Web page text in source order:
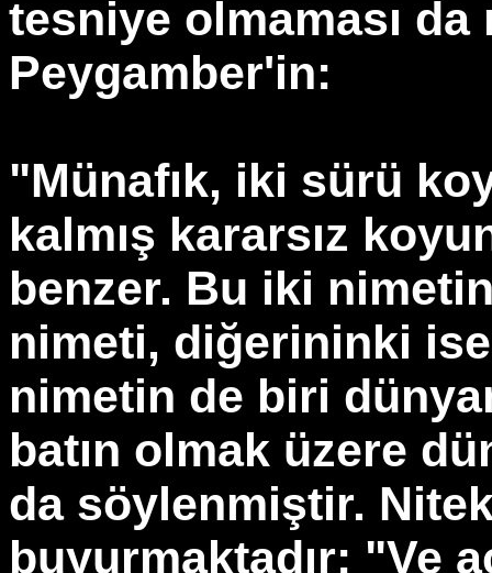
tesniye olmaması
Peygamber'in:
"Münafık, iki sürü
kalmış kararsız
benzer. Bu iki
nimeti, diğerininki
nimetin de biri
batın olmak üzere
da söylenmiştir.
buyurmaktadır: "Ve